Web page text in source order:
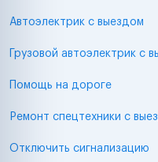
Автоэлектрик с выездом
Грузовой автоэлектрик с
Помощь на дороге
Ремонт спецтехники с
Отключить сигнализацию